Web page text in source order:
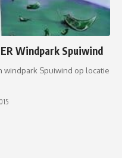
Windpark Spuiwind
windpark Spuiwind op locatie